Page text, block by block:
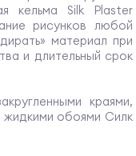
кельма Silk Plaster
рисунков любой
материал при
и длительный срок
краями,
жидкими обоями Силк
SP1 рекомендован